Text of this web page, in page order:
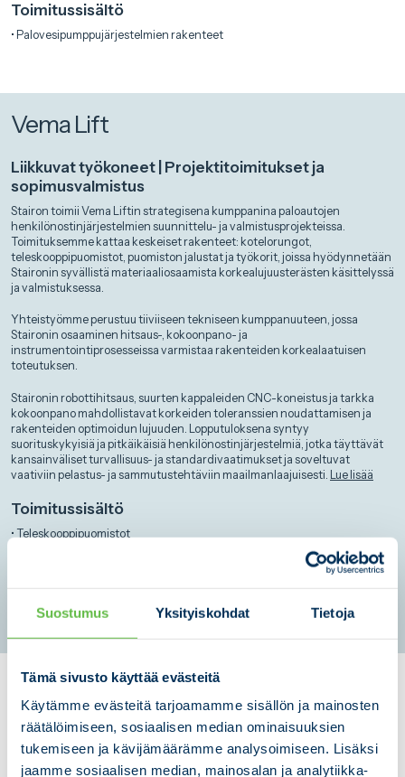
Suostumus Yksityiskohdat Tietoja
Tämä sivusto käyttää evästeitä
Käytämme evästeitä tarjoamamme sisällön ja mainosten
räätälöimiseen, sosiaalisen median ominaisuuksien
tukemiseen ja kävijämäärämme analysoimiseen. Lisäksi
jaamme sosiaalisen median, mainosalan ja analytiikka-
Toimitussisältö
• Palovesipumppujärjestelmien rakenteet
Vema Lift
Liikkuvat työkoneet | Projektitoimitukset ja
sopimusvalmistus
Stairon toimii Vema Liftin strategisena kumppanina paloautojen
henkilönostinjärjestelmien suunnittelu- ja valmistusprojekteissa.
Toimituksemme kattaa keskeiset rakenteet: kotelorungot,
teleskooppipuomistot, puomiston jalustat ja työkorit, joissa hyödynnetään
Staironin syvällistä materiaaliosaamista korkealujuusterästen käsittelyssä
ja valmistuksessa.
Yhteistyömme perustuu tiiviiseen tekniseen kumppanuuteen, jossa
Staironin osaaminen hitsaus-, kokoonpano- ja
instrumentointiprosesseissa varmistaa rakenteiden korkealaatuisen
toteutuksen.
Staironin robottihitsaus, suurten kappaleiden CNC-koneistus ja tarkka
kokoonpano mahdollistavat korkeiden toleranssien noudattamisen ja
rakenteiden optimoidun lujuuden. Lopputuloksena syntyy
suorituskykyisiä ja pitkäikäisiä henkilönostinjärjestelmiä, jotka täyttävät
kansainväliset turvallisuus- ja standardivaatimukset ja soveltuvat
vaativiin pelastus- ja sammutustehtäviin maailmanlaajuisesti. Lue lisää
Toimitussisältö
• Teleskooppipuomistot
Pema
Automaatio | Projektitoimitukset
Stairon toimitti Pemamekille automaatiojärjestelmien runko- ja
kuljetinjärjestelmät, joita käytetään tuulivoimalarakenteiden